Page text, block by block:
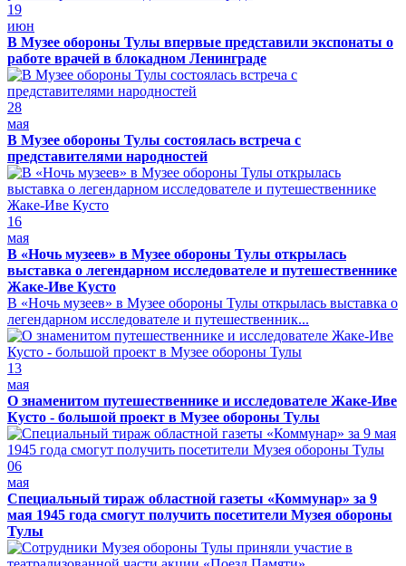
19
июн
В Музее обороны Тулы впервые представили экспонаты о
работе врачей в блокадном Ленинграде
28
мая
В Музее обороны Тулы состоялась встреча с
представителями народностей
16
мая
В «Ночь музеев» в Музее обороны Тулы открылась
выставка о легендарном исследователе и путешественнике
Жаке-Иве Кусто
В «Ночь музеев» в Музее обороны Тулы открылась выставка о
легендарном исследователе и путешественник...
13
мая
О знаменитом путешественнике и исследователе Жаке-Иве
Кусто - большой проект в Музее обороны Тулы
06
мая
Специальный тираж областной газеты «Коммунар» за 9
мая 1945 года смогут получить посетители Музея обороны
Тулы